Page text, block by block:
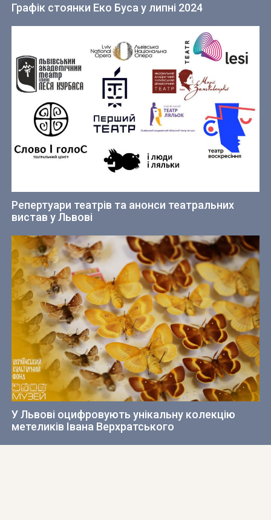
Графік стоянки Еко Буса у липні 2024
Репертуари театрів та анонси театральних
вистав у Львові
У Львові оцифровують унікальну колекцію
метеликів Івана Верхратського